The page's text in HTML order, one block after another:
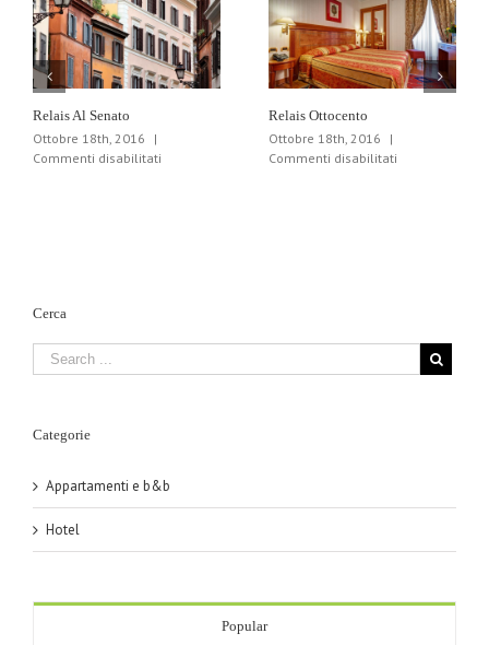
Relais Al Senato
Ottobre 18th, 2016
|
Commenti disabilitati
Relais Ottocento
Ottobre 18th, 2016
|
Commenti disabilitati
Cerca
Categorie
Appartamenti e b&b
Hotel
Popular